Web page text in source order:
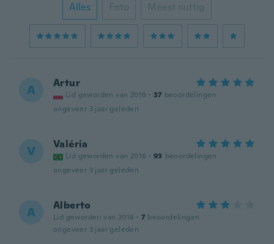
Alles Foto Meest nuttig
A Artur
Lid geworden van 2019 · 37 beoordelingen
ongeveer 3 jaar geleden
V Valéria
Lid geworden van 2016 · 93 beoordelingen
ongeveer 3 jaar geleden
A Alberto
Lid geworden van 2018 · 7 beoordelingen
ongeveer 3 jaar geleden